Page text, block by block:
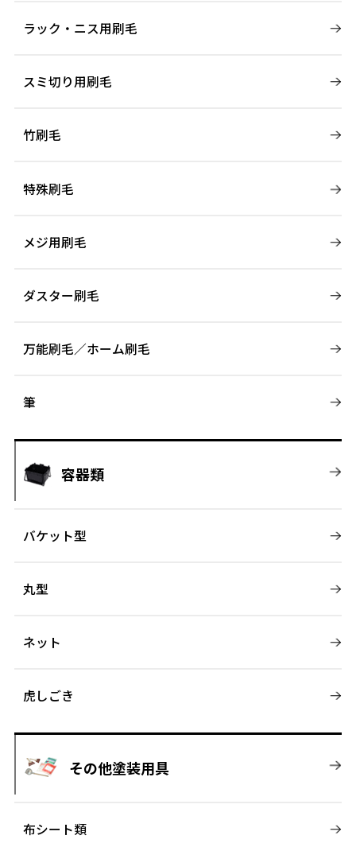
ラック・ニス用刷毛
スミ切り用刷毛
竹刷毛
特殊刷毛
メジ用刷毛
ダスター刷毛
万能刷毛／ホーム刷毛
筆
容器類
バケット型
丸型
ネット
虎しごき
その他塗装用具
布シート類